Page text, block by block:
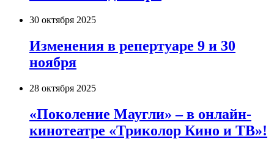
30 октября 2025
Изменения в репертуаре 9 и 30
ноября
28 октября 2025
«Поколение Маугли» – в онлайн-
кинотеатре «Триколор Кино и ТВ»!